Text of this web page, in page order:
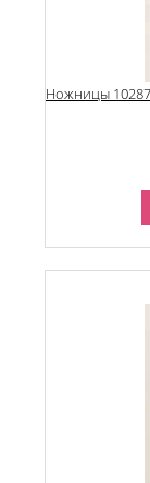
Ножницы